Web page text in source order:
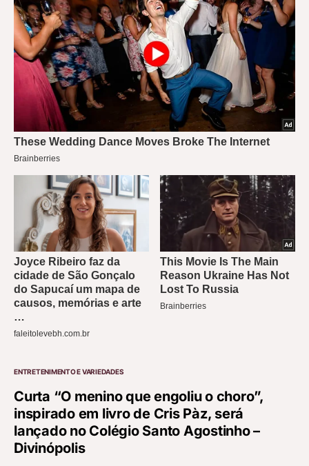
ENTRETENIMENTO E VARIEDADES
Curta “O menino que engoliu o choro”,
inspirado em livro de Cris Pàz, será
lançado no Colégio Santo Agostinho –
Divinópolis